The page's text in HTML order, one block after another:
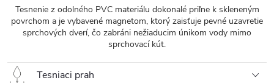
Tesnenie z odolného PVC materiálu dokonalé priľne k skleneným
povrchom a je vybavené magnetom, ktorý zaisťuje pevné uzavretie
sprchových dverí, čo zabráni nežiaducim únikom vody mimo
sprchovací kút.
Tesniaci prah